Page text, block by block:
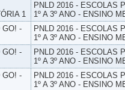
1
PNLD 2016 - ESCOLAS
1º A 3º ANO - ENSINO
GO! -
PNLD 2016 - ESCOLAS
1º A 3º ANO - ENSINO
GO! -
PNLD 2016 - ESCOLAS
1º A 3º ANO - ENSINO
GO! -
PNLD 2016 - ESCOLAS
1º A 3º ANO - ENSINO